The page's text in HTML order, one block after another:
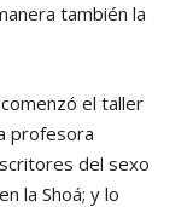
también la
el taller
profesora
del sexo
la Shoá; y lo